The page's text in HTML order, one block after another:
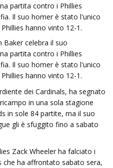
partita contro i Phillies
Il suo homer è stato l'unico
hanno vinto 12-1.
Baker celebra il suo
partita contro i Phillies
Il suo homer è stato l'unico
hanno vinto 12-1.
dei Cardinals, ha segnato
in una sola stagione
in sole 84 partite, ma il suo
gli è sfuggito fino a sabato
Zack Wheeler ha falciato i
che ha affrontato sabato sera,